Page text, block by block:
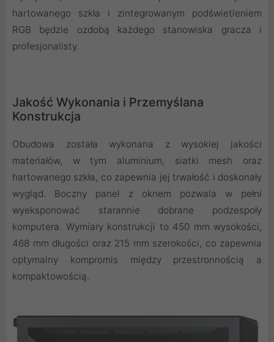
hartowanego szkła i zintegrowanym podświetleniem
RGB będzie ozdobą każdego stanowiska gracza i
profesjonalisty.
Jakość Wykonania i Przemyślana
Konstrukcja
Obudowa została wykonana z wysokiej jakości
materiałów, w tym aluminium, siatki mesh oraz
hartowanego szkła, co zapewnia jej trwałość i doskonały
wygląd. Boczny panel z oknem pozwala w pełni
wyeksponować starannie dobrane podzespoły
komputera. Wymiary konstrukcji to 450 mm wysokości,
468 mm długości oraz 215 mm szerokości, co zapewnia
optymalny kompromis między przestronnością a
kompaktowością.